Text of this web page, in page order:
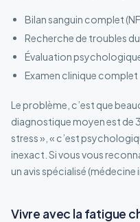
Bilan sanguin complet
Recherche de troubles
Évaluation psychologique
Examen clinique complet
Le problème, c’est que
diagnostique moyen est de 3
stress », « c’est
inexact. Si vous vous
un avis spécialisé
Vivre avec la fatigue